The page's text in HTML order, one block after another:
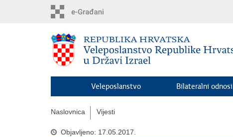
Veleposlanstvo Bilateralni odnosi
Naslovnica Vijesti
Objavljeno: 17.05.2017.